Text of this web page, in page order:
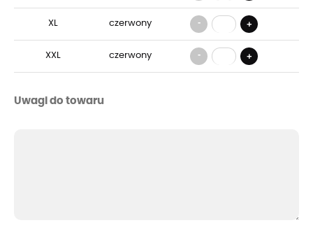
XL czerwony - +
XXL czerwony - +
Uwagi do towaru